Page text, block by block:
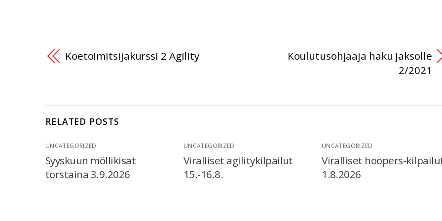
Koetoimitsijakurssi 2 Agility
Koulutusohjaaja haku jaksolle
2/2021
RELATED POSTS
UNCATEGORIZED
Syyskuun möllikisat
torstaina 3.9.2026
UNCATEGORIZED
Viralliset agilitykilpailut
15.-16.8.
UNCATEGORIZED
Viralliset hoopers-
1.8.2026